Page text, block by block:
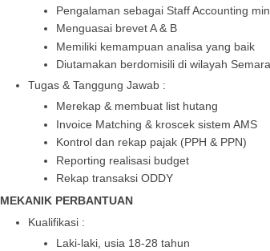
Pengalaman sebagai Staff Accounting
Menguasai brevet A & B
Memiliki kemampuan analisa yang baik
Diutamakan berdomisili di wilayah
Tugas & Tanggung Jawab :
Merekap & membuat list hutang
Invoice Matching & kroscek sistem AMS
Kontrol dan rekap pajak (PPH & PPN)
Reporting realisasi budget
Rekap transaksi ODDY
MEKANIK PERBANTUAN
Kualifikasi :
Laki-laki, usia 18-28 tahun